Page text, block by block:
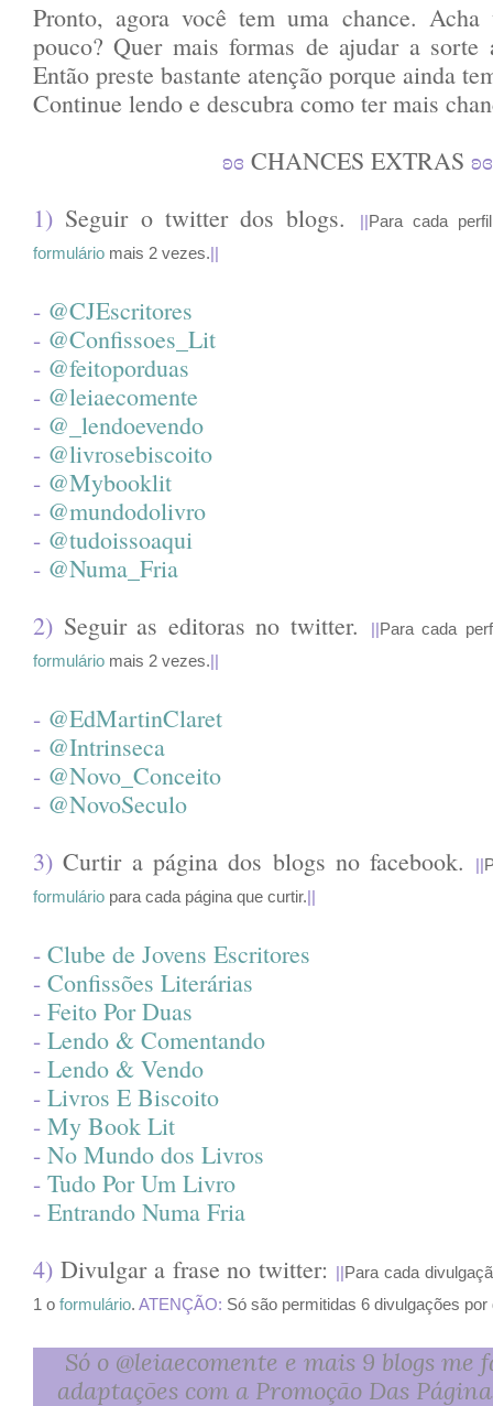
Pronto, agora você tem uma chance. Acha
pouco? Quer mais formas de ajudar a sorte
Então preste bastante atenção porque ainda
Continue lendo e descubra como ter mais
ʚɞ CHANCES EXTRAS ʚɞ
1) Seguir o twitter dos blogs.
Para cada
formulário mais 2 vezes.
- @CJEscritores
- @Confissoes_Lit
- @feitoporduas
- @leiaecomente
- @_lendoevendo
- @livrosebiscoito
- @Mybooklit
- @mundodolivro
- @tudoissoaqui
- @Numa_Fria
2) Seguir as editoras no twitter.
Para cada
formulário mais 2 vezes.
- @EdMartinClaret
- @Intrinseca
- @Novo_Conceito
- @NovoSeculo
3) Curtir a página dos blogs no facebook.
formulário para cada página que curtir.
- Clube de Jovens Escritores
- Confissões Literárias
- Feito Por Duas
- Lendo & Comentando
- Lendo & Vendo
- Livros E Biscoito
- My Book Lit
- No Mundo dos Livros
- Tudo Por Um Livro
- Entrando Numa Fria
4) Divulgar a frase no twitter:
Para cada
1 o formulário. ATENÇÃO: Só são permitidas 6 divulgações por
Só o @leiaecomente e mais 9 blogs me
adaptações com a Promoção Das